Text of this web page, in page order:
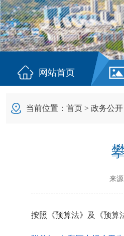
网站首页
当前位置： 首页 > 政务公开
来源
按照《预算法》及《预算